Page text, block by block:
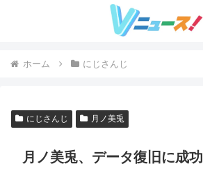
ホーム にじさんじ
にじさんじ 月ノ美兎
月ノ美兎、データ復旧に成功